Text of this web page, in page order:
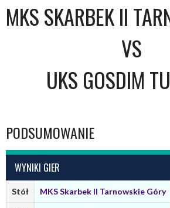
MKS SKARBEK II
VS
UKS GOSDIM
PODSUMOWANIE
WYNIKI GIER
Stół MKS Skarbek II Tarnowskie Góry